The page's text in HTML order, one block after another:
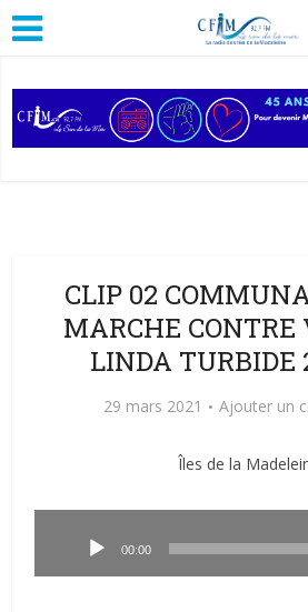
CLIP 02
MARCHE CONTRE
LINDA TURBIDE
29 mars 2021 Ajouter un
Îles de la
00:00